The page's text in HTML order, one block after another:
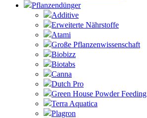
Pflanzendünger
Additive
Erweiterte Nährstoffe
Atami
Große Pflanzenwissenschaft
Biobizz
Biotabs
Canna
Dutch Pro
Green House Powder Feeding
Terra Aquatica
Plagron